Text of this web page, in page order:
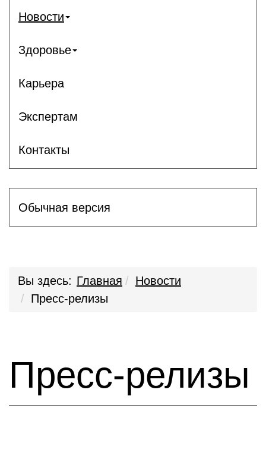
Новости
Здоровье
Карьера
Экспертам
Контакты
Обычная версия
Вы здесь: Главная
Новости
Пресс-релизы
Пресс-релизы